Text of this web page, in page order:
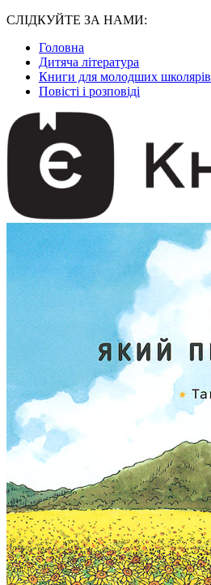
СЛІДКУЙТЕ ЗА НАМИ:
Головна
Дитяча література
Книги для молодших школярів
Повісті і розповіді